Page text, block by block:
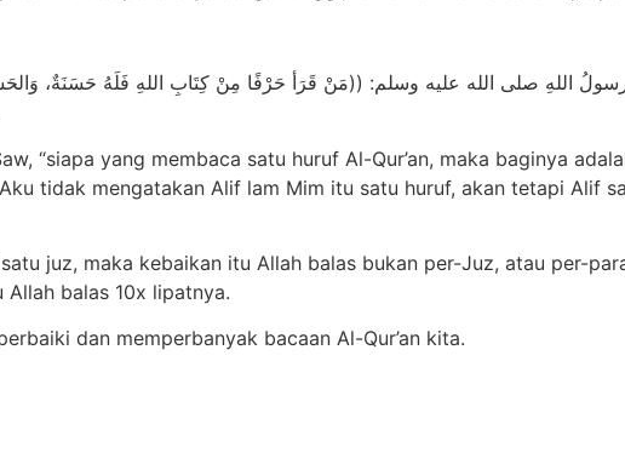
اللهِ صلى الله عليه وسلم: ((مَنْ قَرَأ حَرْفًا مِنْ كِتَابِ اللهِ فَلَهُ حَسَنَةٌ،
“siapa yang membaca satu huruf Al-Qur’an, maka baginya
tidak mengatakan Alif lam Mim itu satu huruf, akan tetapi Alif
juz, maka kebaikan itu Allah balas bukan per-Juz, atau per-
balas 10x lipatnya.
dan memperbanyak bacaan Al-Qur’an kita.